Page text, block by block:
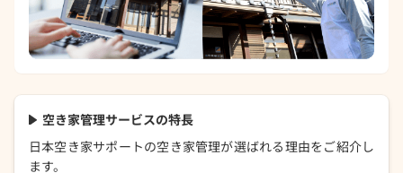
空き家管理サービスの特長
日本空き家サポートの空き家管理が選ばれる理由をご紹介し
ます。